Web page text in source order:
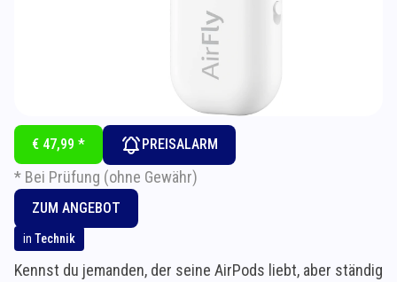
€ 47,99 * PREISALARM
* Bei Prüfung (ohne Gewähr)
ZUM ANGEBOT
in Technik
Kennst du jemanden, der seine AirPods liebt, aber ständig